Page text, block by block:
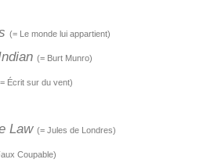
(= Le monde lui appartient)
(= Burt Munro)
Écrit sur du vent)
Law (= Jules de Londres)
Coupable)